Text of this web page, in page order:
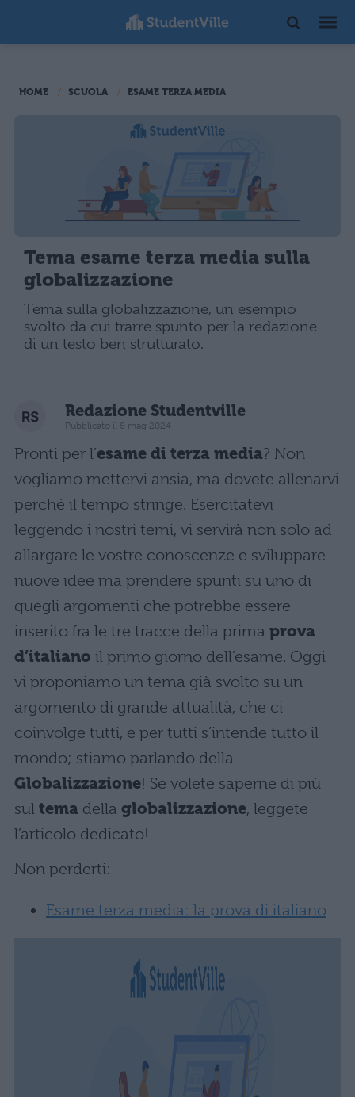
HOME SCUOLA ESAME TERZA MEDIA
Tema esame terza media sulla
globalizzazione
Tema sulla globalizzazione, un esempio
svolto da cui trarre spunto per la redazione
di un testo ben strutturato.
Redazione Studentville
Pubblicato il 8 mag 2024
Pronti per l’esame di terza media? Non
vogliamo mettervi ansia, ma dovete allenarvi
perché il tempo stringe. Esercitatevi
leggendo i nostri temi, vi servirà non solo ad
allargare le vostre conoscenze e sviluppare
nuove idee ma prendere spunti su uno di
quegli argomenti che potrebbe essere
inserito fra le tre tracce della prima prova
d’italiano il primo giorno dell’esame. Oggi
vi proponiamo un tema già svolto su un
argomento di grande attualità, che ci
coinvolge tutti, e per tutti s’intende tutto il
mondo; stiamo parlando della
Globalizzazione! Se volete saperne di più
sul tema della globalizzazione, leggete
l’articolo dedicato!
Non perderti:
Esame terza media: la prova di italiano